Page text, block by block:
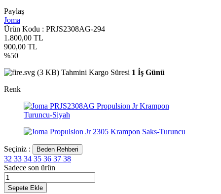
Paylaş
Joma
Ürün Kodu : PRJS2308AG-294
1.800,00 TL
900,00 TL
%50
Tahmini Kargo Süresi 1 İş Günü
Renk
Seçiniz : Beden Rehberi
32 33 34 35 36 37 38
Sadece son ürün
Sepete Ekle